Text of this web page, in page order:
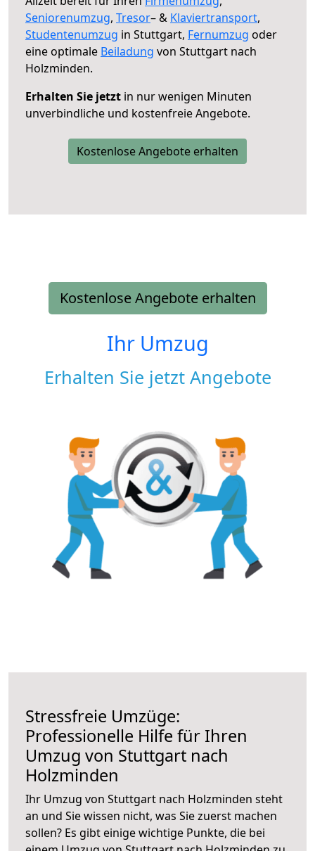
Seniorenumzug, Tresor– & Klaviertransport,
Studentenumzug in Stuttgart, Fernumzug oder
eine optimale Beiladung von Stuttgart nach
Holzminden.
Erhalten Sie jetzt in nur wenigen Minuten
unverbindliche und kostenfreie Angebote.
Kostenlose Angebote erhalten
Kostenlose Angebote erhalten
Ihr Umzug
Erhalten Sie jetzt Angebote
Stressfreie Umzüge:
Professionelle Hilfe für Ihren
Umzug von Stuttgart nach
Holzminden
Ihr Umzug von Stuttgart nach Holzminden steht
an und Sie wissen nicht, was Sie zuerst machen
sollen? Es gibt einige wichtige Punkte, die bei